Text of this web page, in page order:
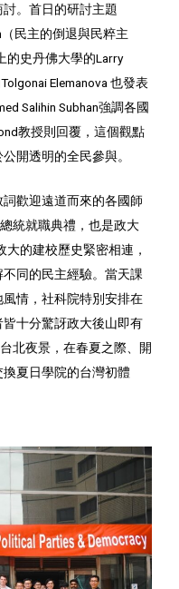
。首日的研討主題
（民主的倒退與民粹主
的史丹佛大學的Larry
Elemanova 也發表
Salihin Subhan強調各國
教授則回覆，這個觀點
開透明的全民參與。
歡迎遠道而來的各國師
統就職典禮，也是政大
的建校歷史緊密相連，
同的民主經驗。當天課
情，社科院特別安排在
十分驚訝政大後山即有
北夜景，在春夏之際、開
夏日學院的台灣初體